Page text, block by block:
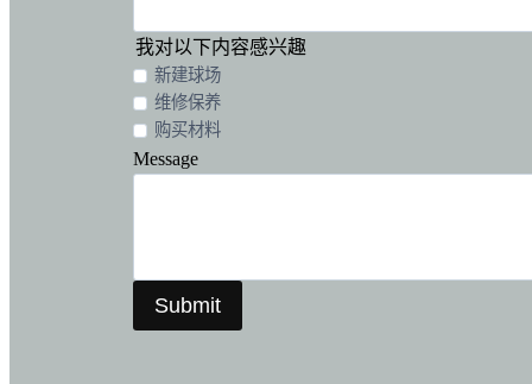
我对以下内容感兴趣
新建球场
维修保养
购买材料
Message
Submit